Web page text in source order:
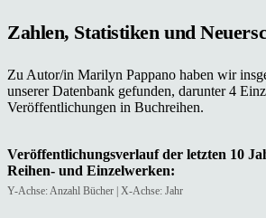
Zahlen, Statistiken und
Zu Autor/in Marilyn Pappano haben wir
unserer Datenbank gefunden, darunter 4
Veröffentlichungen in Buchreihen.
Veröffentlichungsverlauf der letzten 10
Reihen- und Einzelwerken:
Y-Achse: Anzahl Bücher | X-Achse: Jahr